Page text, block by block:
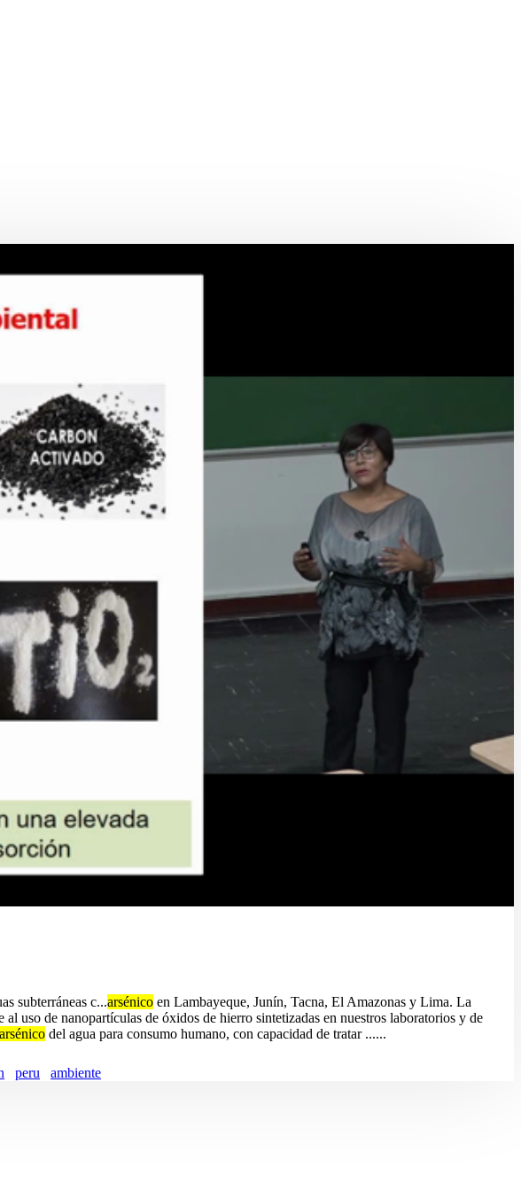
subterráneas c...arsénico en Lambayeque, Junín, Tacna, El Amazonas y Lima. La
al uso de nanopartículas de óxidos de hierro sintetizadas en nuestros laboratorios y de
arsénico del agua para consumo humano, con capacidad de tratar ......
peru ambiente